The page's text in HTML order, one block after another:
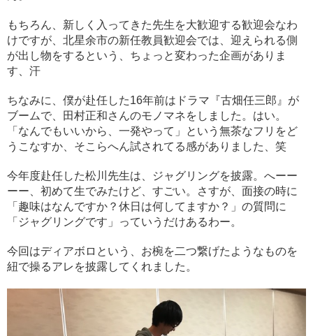
もちろん、新しく入ってきた先生を大歓迎する歓迎会なわ
けですが、北星余市の新任教員歓迎会では、迎えられる側
が出し物をするという、ちょっと変わった企画がありま
す、汗
ちなみに、僕が赴任した16年前はドラマ『古畑任三郎』が
ブームで、田村正和さんのモノマネをしました。はい。
「なんでもいいから、一発やって」という無茶なフリをど
うこなすか、そこらへん試されてる感がありました、笑
今年度赴任した松川先生は、ジャグリングを披露。へーー
ーー、初めて生でみたけど、すごい。さすが、面接の時に
「趣味はなんですか？休日は何してますか？」の質問に
「ジャグリングです」っていうだけあるわー。
今回はディアボロという、お椀を二つ繋げたようなものを
紐で操るアレを披露してくれました。